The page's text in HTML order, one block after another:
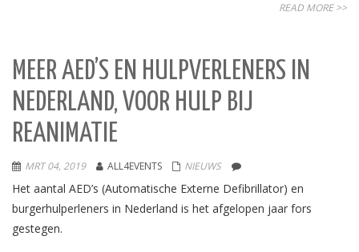
READ MORE >>
MEER AED’S EN HULPVERLENERS IN
NEDERLAND, VOOR HULP BIJ
REANIMATIE
MRT 04, 2019 ALL4EVENTS NIEUWS
Het aantal AED’s (Automatische Externe Defibrillator) en
burgerhulperleners in Nederland is het afgelopen jaar fors
gestegen.